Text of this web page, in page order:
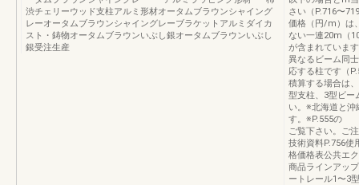
渋チェリーウッド支柱アルミ形材オータムブラウンシャイング
レーオータムブラウンシャイングレーブラケットアルミダイカ
スト・鋳物オータムブラウンいぶし銀オータムブラウンいぶし
銀受注生産
さい（P.716〜
価格（円/m）は
ない一連20m（
が含まれていま
異なるビーム同
応する柱です（
積算する場合は
型支柱、3型ビー
い。※北海道と沖
す。※P.555の
ご覧下さい。ご
技術資料P.756使
格価格表公共エ
商品ラインアッ
ートレール1〜3